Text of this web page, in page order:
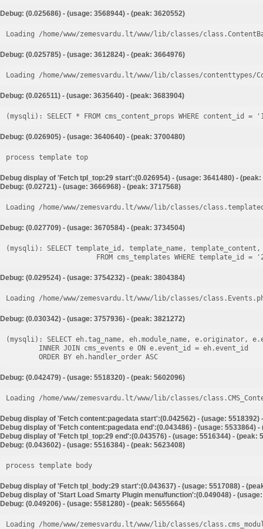
Debug: (0.025686) - (usage: 3568944) - (peak: 3620552)
Loading /home/www/zemesvardu.lt/www/lib/classes/
Debug: (0.025785) - (usage: 3612824) - (peak: 3664976)
Loading /home/www/zemesvardu.lt/www/lib/classes/
Debug: (0.026511) - (usage: 3635640) - (peak: 3683904)
Debug: (0.026905) - (usage: 3640640) - (peak: 3700480)
process template top
Debug display of 'Fetch tpl_top:29 start':(0.026954) - (usage: 3641480) - (peak:
Debug: (0.02721) - (usage: 3666968) - (peak: 3717568)
Loading /home/www/zemesvardu.lt/www/lib/classes/
Debug: (0.027709) - (usage: 3670584) - (peak: 3734504)
(mysqli): SELECT template_id, template_name,
Debug: (0.029524) - (usage: 3754232) - (peak: 3804384)
Loading /home/www/zemesvardu.lt/www/lib/classes/
Debug: (0.030342) - (usage: 3757936) - (peak: 3821272)
(mysqli): SELECT eh.tag_name, eh.module_name, e.originator,
Debug: (0.042479) - (usage: 5518320) - (peak: 5602096)
Loading /home/www/zemesvardu.lt/www/lib/classes/
Debug display of 'Fetch content:pagedata start':(0.042562) - (usage: 5518392)
Debug display of 'Fetch content:pagedata end':(0.043486) - (usage: 5533864) -
Debug display of 'Fetch tpl_top:29 end':(0.043576) - (usage: 5516344) - (peak:
Debug: (0.043602) - (usage: 5516384) - (peak: 5623408)
process template body
Debug display of 'Fetch tpl_body:29 start':(0.043637) - (usage: 5517088) -
Debug display of 'Start Load Smarty Plugin menu/function':(0.049048) -
Debug: (0.049206) - (usage: 5581280) - (peak: 5655664)
Loading /home/www/zemesvardu.lt/www/lib/classes/